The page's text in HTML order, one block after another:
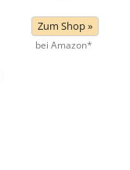
Zum Shop »
bei Amazon*